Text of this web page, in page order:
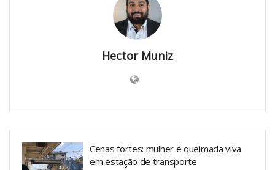
Hector Muniz
Cenas fortes: mulher é queimada viva
em estação de transporte